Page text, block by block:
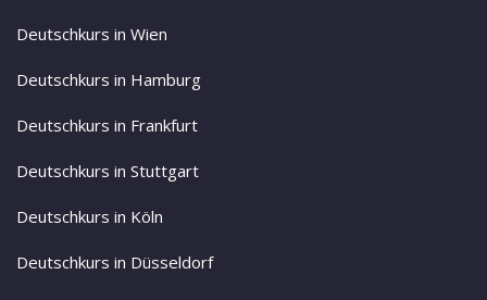
Deutschkurs in Wien
Deutschkurs in Hamburg
Deutschkurs in Frankfurt
Deutschkurs in Stuttgart
Deutschkurs in Köln
Deutschkurs in Düsseldorf